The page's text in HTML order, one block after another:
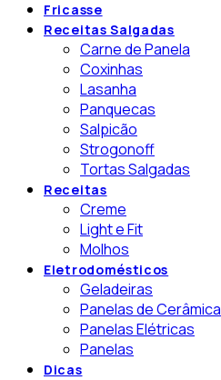
Fricasse
Receitas Salgadas
Carne de Panela
Coxinhas
Lasanha
Panquecas
Salpicão
Strogonoff
Tortas Salgadas
Receitas
Creme
Light e Fit
Molhos
Eletrodomésticos
Geladeiras
Panelas de Cerâmica
Panelas Elétricas
Panelas
Dicas